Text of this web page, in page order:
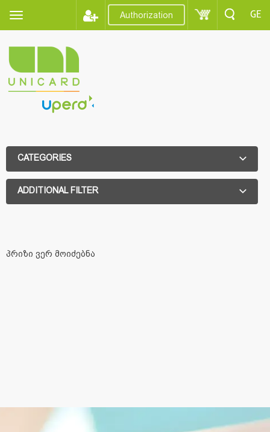
Authorization GE
CATEGORIES
ADDITIONAL FILTER
პრიზი ვერ მოიძებნა